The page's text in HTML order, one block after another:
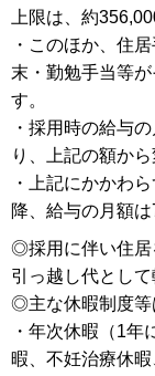
上限は、約
・このほか、住
末・勤勉手当等
す。
・採用時の給与
り、上記の額か
・上記にかかわ
降、給与の月額は
◎採用に伴い住居
引っ越し代として
◎主な休暇制度等
・年次休暇（1
暇、不妊治療休